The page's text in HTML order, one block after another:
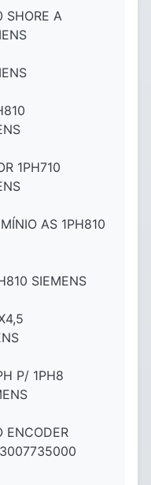
SHORE A
1PH710
AS 1PH810
SIEMENS
P/ 1PH8
ENCODER